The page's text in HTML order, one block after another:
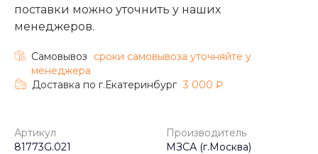
поставки можно уточнить у наших
менеджеров.
Самовывоз
cроки самовывоза уточняйте у
менеджера
Доставка по г.Екатеринбург 3 000 ₽
Артикул
81773G.021
Производитель
МЗСА (г.Москва)